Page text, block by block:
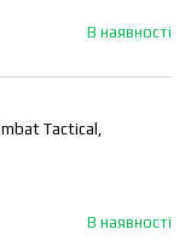
В наявності
Tactical,
В наявності